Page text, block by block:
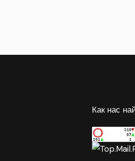
Как нас